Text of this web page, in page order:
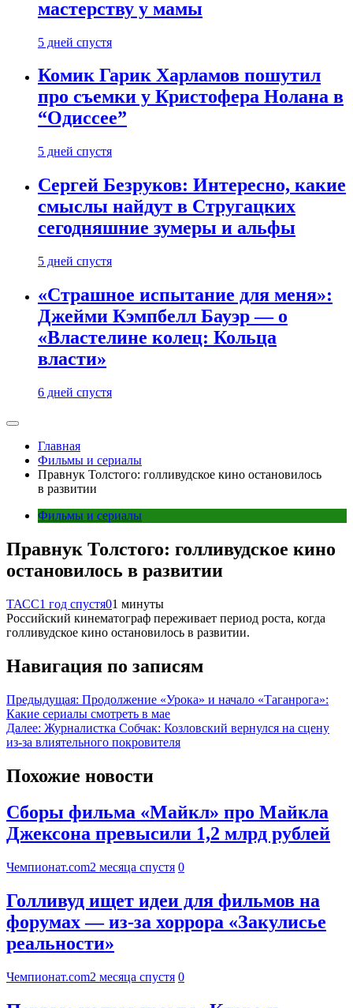
мастерству у мамы
5 дней спустя
Комик Гарик Харламов пошутил
про съемки у Кристофера Нолана в
“Одиссее”
5 дней спустя
Сергей Безруков: Интересно, какие
смыслы найдут в Стругацких
сегодняшние зумеры и альфы
5 дней спустя
«Страшное испытание для меня»:
Джейми Кэмпбелл Бауэр — о
«Властелине колец: Кольца
власти»
6 дней спустя
Главная
Фильмы и сериалы
Правнук Толстого: голливудское кино остановилось
в развитии
Фильмы и сериалы
Правнук Толстого: голливудское кино
остановилось в развитии
ТАСС1 год спустя01 минуты
Российский кинематограф переживает период роста, когда
голливудское кино остановилось в развитии.
Навигация по записям
Предыдущая: Продолжение «Урока» и начало «Таганрога»:
Какие сериалы смотреть в мае
Далее: Журналистка Собчак: Козловский вернулся на сцену
из-за влиятельного покровителя
Похожие новости
Сборы фильма «Майкл» про Майкла
Джексона превысили 1,2 млрд рублей
Чемпионат.com2 месяца спустя 0
Голливуд ищет идеи для фильмов на
форумах — из-за хоррора «Закулисье
реальности»
Чемпионат.com2 месяца спустя 0